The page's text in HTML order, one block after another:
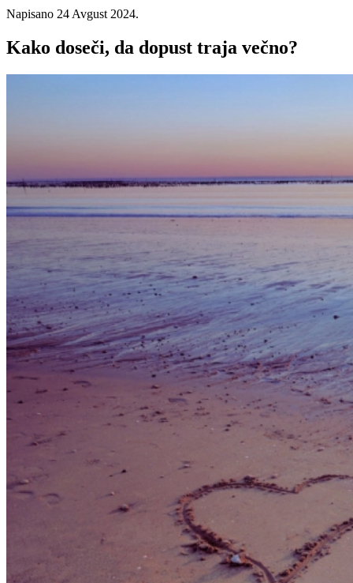
Napisano 24 Avgust 2024.
Kako doseči, da dopust traja večno?